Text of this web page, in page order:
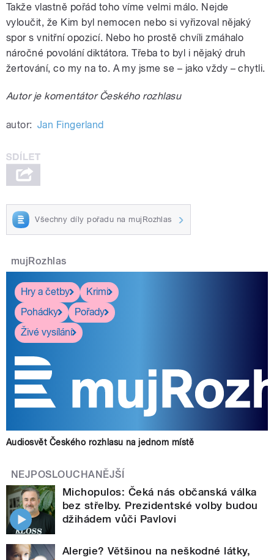
Takže vlastně pořád toho víme velmi málo. Nejde
vyloučit, že Kim byl nemocen nebo si vyřizoval nějaký
spor s vnitřní opozicí. Nebo ho prostě chvíli zmáhalo
náročné povolání diktátora. Třeba to byl i nějaký druh
žertování, co my na to. A my jsme se – jako vždy – chytli.
Autor je komentátor Českého rozhlasu
autor: Jan Fingerland
Všechny díly pořadu na mujRozhlas
mujRozhlas
Hry a četby
Krimi
Pohádky
Pořady
Živé vysílání
Audiosvět Českého rozhlasu na jednom místě
NEJPOSLOUCHANĚJŠÍ
Michopulos: Čeká nás občanská válka
bez střelby. Prezidentské volby budou
džihádem vůči Pavlovi
Alergie? Většinou na neškodné látky,